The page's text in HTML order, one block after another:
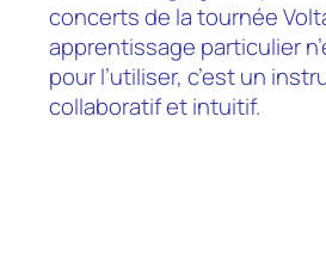
concerts de la tournée
apprentissage particulier
pour l’utiliser, c’est un
collaboratif et intuitif.